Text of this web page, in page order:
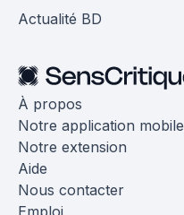
Actualité BD
À propos
Notre application mobile
Notre extension
Aide
Nous contacter
Emploi